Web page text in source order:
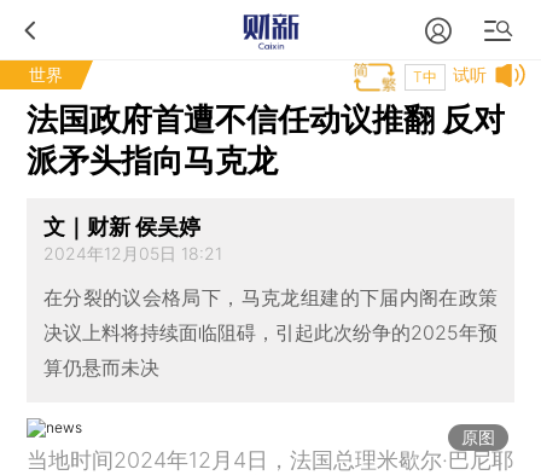
世界 试听
T中
法国政府首遭不信任动议推翻 反对
派矛头指向马克龙
文｜财新 侯吴婷
2024年12月05日 18:21
在分裂的议会格局下，马克龙组建的下届内阁在政策
决议上料将持续面临阻碍，引起此次纷争的2025年预
算仍悬而未决
原图
当地时间2024年12月4日，法国总理米歇尔·巴尼耶